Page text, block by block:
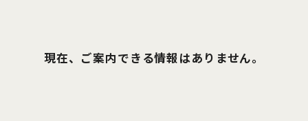
現在、ご案内できる情報はありません。